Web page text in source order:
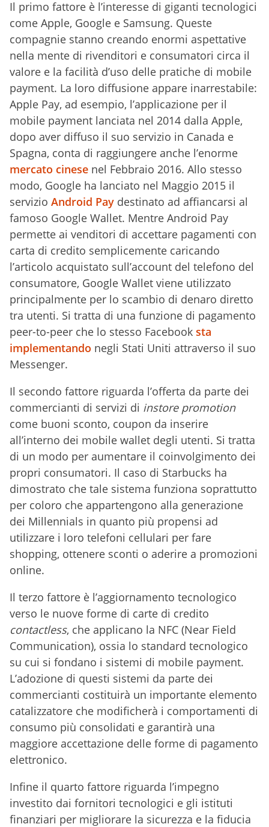
Il primo fattore è l’interesse di giganti tecnologici
come Apple, Google e Samsung. Queste
compagnie stanno creando enormi aspettative
nella mente di rivenditori e consumatori circa il
valore e la facilità d’uso delle pratiche di mobile
payment. La loro diffusione appare inarrestabile:
Apple Pay, ad esempio, l’applicazione per il
mobile payment lanciata nel 2014 dalla Apple,
dopo aver diffuso il suo servizio in Canada e
Spagna, conta di raggiungere anche l’enorme
mercato cinese nel Febbraio 2016. Allo stesso
modo, Google ha lanciato nel Maggio 2015 il
servizio Android Pay destinato ad affiancarsi al
famoso Google Wallet. Mentre Android Pay
permette ai venditori di accettare pagamenti con
carta di credito semplicemente caricando
l’articolo acquistato sull’account del telefono del
consumatore, Google Wallet viene utilizzato
principalmente per lo scambio di denaro diretto
tra utenti. Si tratta di una funzione di pagamento
peer-to-peer che lo stesso Facebook sta
implementando negli Stati Uniti attraverso il suo
Messenger.
Il secondo fattore riguarda l’offerta da parte dei
commercianti di servizi di instore promotion
come buoni sconto, coupon da inserire
all’interno dei mobile wallet degli utenti. Si tratta
di un modo per aumentare il coinvolgimento dei
propri consumatori. Il caso di Starbucks ha
dimostrato che tale sistema funziona soprattutto
per coloro che appartengono alla generazione
dei Millennials in quanto più propensi ad
utilizzare i loro telefoni cellulari per fare
shopping, ottenere sconti o aderire a promozioni
online.
Il terzo fattore è l’aggiornamento tecnologico
verso le nuove forme di carte di credito
contactless, che applicano la NFC (Near Field
Communication), ossia lo standard tecnologico
su cui si fondano i sistemi di mobile payment.
L’adozione di questi sistemi da parte dei
commercianti costituirà un importante elemento
catalizzatore che modificherà i comportamenti di
consumo più consolidati e garantirà una
maggiore accettazione delle forme di pagamento
elettronico.
Infine il quarto fattore riguarda l’impegno
investito dai fornitori tecnologici e gli istituti
finanziari per migliorare la sicurezza e la fiducia